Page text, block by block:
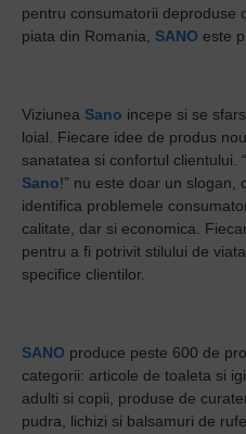
pentru consumatorii deproduse
piata din Romania, SANO este
Viziunea Sano incepe si se
loial. Fiecare idee de produs
sanatatea si confortul clientului.
Sano!” nu este doar un slogan,
identifica problemele
calitate, dar si economica.
pentru a fi potrivit stilului de
specifice clientilor.
SANO produce peste 600 de
categorii: articole de toaleta si
adulti si copii, produse de
pudra, lichizi si balsamuri de